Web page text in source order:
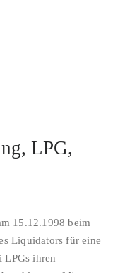
LPG,
15.12.1998 beim
Liquidators für eine
LPGs ihren